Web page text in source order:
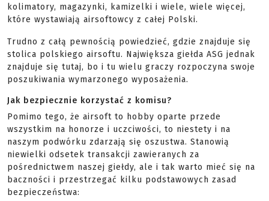
kolimatory, magazynki, kamizelki i wiele, wiele więcej,
które wystawiają airsoftowcy z całej Polski.
Trudno z całą pewnością powiedzieć, gdzie znajduje się
stolica polskiego airsoftu. Największa giełda ASG jednak
znajduje się tutaj, bo i tu wielu graczy rozpoczyna swoje
poszukiwania wymarzonego wyposażenia.
Jak bezpiecznie korzystać z komisu?
Pomimo tego, że airsoft to hobby oparte przede
wszystkim na honorze i uczciwości, to niestety i na
naszym podwórku zdarzają się oszustwa. Stanowią
niewielki odsetek transakcji zawieranych za
pośrednictwem naszej giełdy, ale i tak warto mieć się na
baczności i przestrzegać kilku podstawowych zasad
bezpieczeństwa: